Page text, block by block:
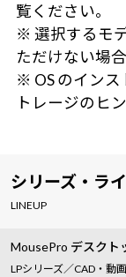
覧ください。
※ 選択するモ
ただけない場
※ OS のインス
トレージのヒ
シリーズ・ラ
LINEUP
MousePro デスクト
LPシリーズ／CAD・動